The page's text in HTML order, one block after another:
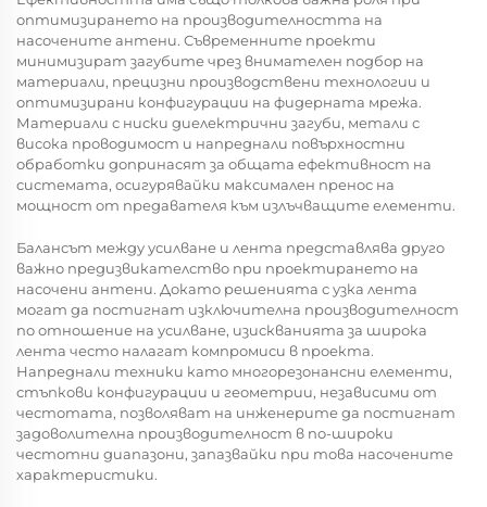
оптимизирането на производителността на
насочените антени. Съвременните проекти
минимизират загубите чрез внимателен подбор на
материали, прецизни производствени технологии и
оптимизирани конфигурации на фидерната мрежа.
Материали с ниски диелектрични загуби, метали с
висока проводимост и напреднали повърхностни
обработки допринасят за общата ефективност на
системата, осигурявайки максимален пренос на
мощност от предавателя към излъчващите елементи.
Балансът между усилване и лента представлява друго
важно предизвикателство при проектирането на
насочени антени. Докато решенията с узка лента
могат да постигнат изключителна производителност
по отношение на усилване, изискванията за широка
лента често налагат компромиси в проекта.
Напреднали техники като многорезонансни елементи,
стъпкови конфигурации и геометрии, независими от
честотата, позволяват на инженерите да постигнат
задоволителна производителност в по-широки
честотни диапазони, запазвайки при това насочените
характеристики.